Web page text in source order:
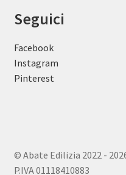
Seguici
Facebook
Instagram
Pinterest
© Abate Edilizia 2022 -
P.IVA 01118410883